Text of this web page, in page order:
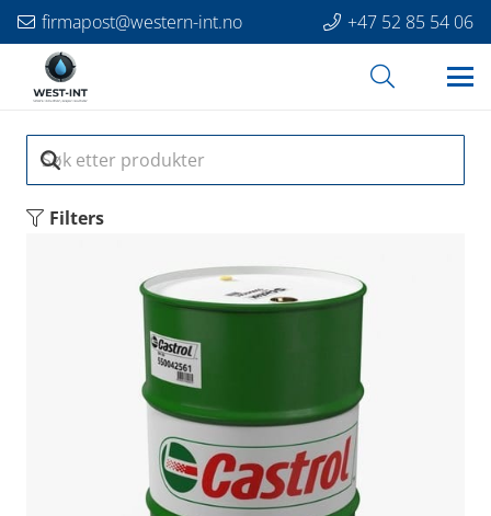
firmapost@western-int.no +47 52 85 54 06
Filters